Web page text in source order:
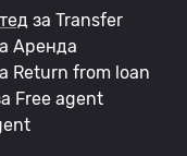
за Transfer
Аренда
Return from loan
Free agent